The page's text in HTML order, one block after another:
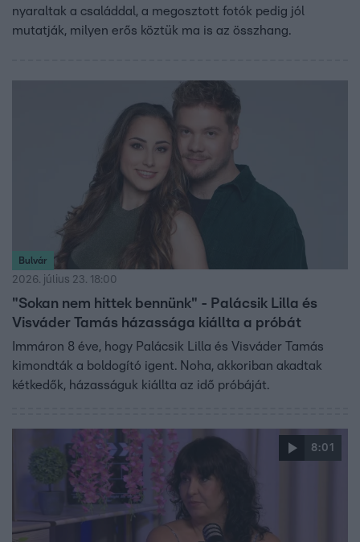
nyaraltak a családdal, a megosztott fotók pedig jól
mutatják, milyen erős köztük ma is az összhang.
Bulvár
2026. július 23. 18:00
"Sokan nem hittek bennünk" - Palácsik Lilla és
Visváder Tamás házassága kiállta a próbát
Immáron 8 éve, hogy Palácsik Lilla és Visváder Tamás
kimondták a boldogító igent. Noha, akkoriban akadtak
kétkedők, házasságuk kiállta az idő próbáját.
8:01